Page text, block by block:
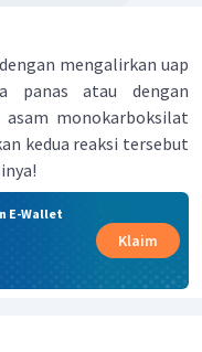
mengalirkan uap
panas atau dengan
monokarboksilat
kedua reaksi tersebut
E-Wallet
Klaim